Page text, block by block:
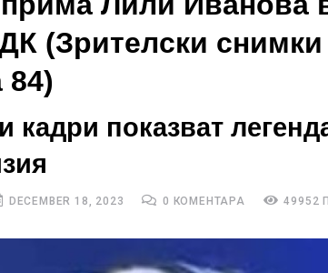
(Зрителски снимки
84)
кадри показват
DECEMBER 18, 2023 0 КОМЕНТАРА 49952